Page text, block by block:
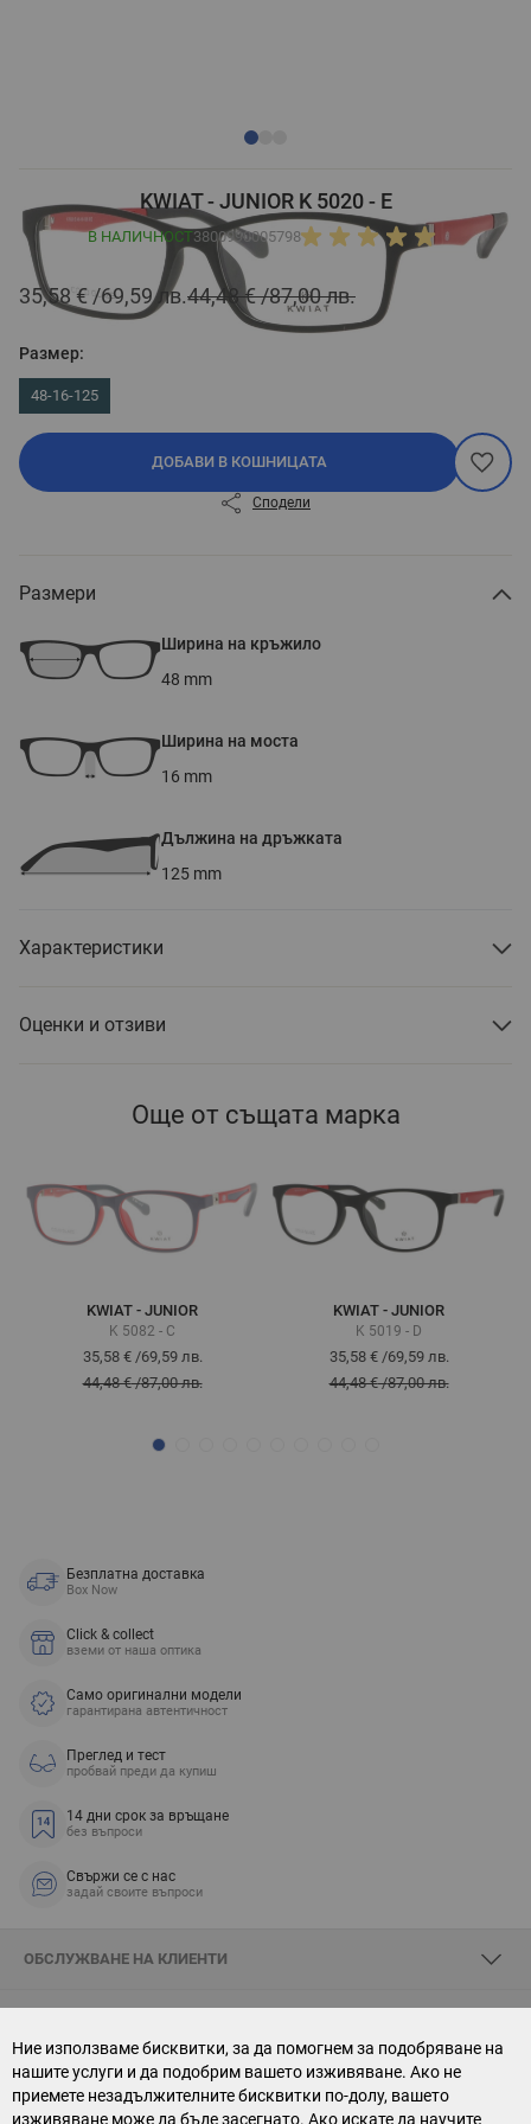
Ние използваме бисквитки, за да помогнем за подобряване на
нашите услуги и да подобрим вашето изживяване. Ако не
приемете незадължителните бисквитки по-долу, вашето
изживяване може да бъде засегнато. Ако искате да научите
KWIAT - JUNIOR K 5020 - E
В НАЛИЧНОСТ3800990005798
44,48 € 87,00 лв.
35,58 € 69,59 лв.
Размер:
48-16-125
ДОБАВИ В КОШНИЦАТА
Сподели
Размери
Ширина на кръжило
48 mm
Ширина на моста
16 mm
Дължина на дръжката
125 mm
Характеристики
Оценки и отзиви
Още от същата марка
KWIAT - JUNIOR
K 5082 - C
35,58 €/69,59 лв.
44,48 €/87,00 лв.
KWIAT - JUNIOR
K 5019 - D
35,58 €/69,59 лв.
44,48 €/87,00 лв.
Безплатна доставка
Box Now
Click & collect
вземи от наша оптика
Само оригинални модели
гарантирана автентичност
Преглед и тест
пробвай преди да купиш
14 дни срок за връщане
без въпроси
Свържи се с нас
задай своите въпроси
ОБСЛУЖВАНЕ НА КЛИЕНТИ
СВЪРЖИ СЕ С НАС